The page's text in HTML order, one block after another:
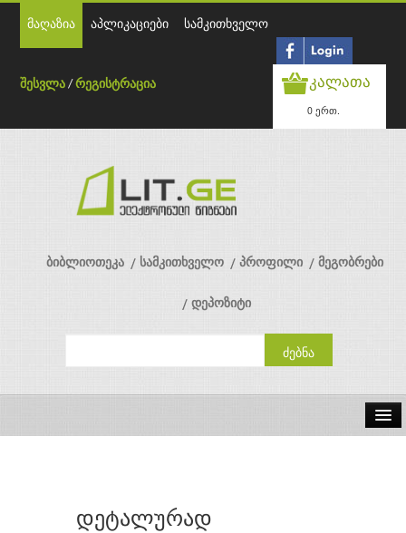
მაღაზია აპლიკაციები სამკითხველო
შესვლა /რეგისტრაცია კალათა
0 ერთ.
ბიბლიოთეკა სამკითხველო პროფილი მეგობრები
დეპოზიტი
ავტორებიდეტალურად